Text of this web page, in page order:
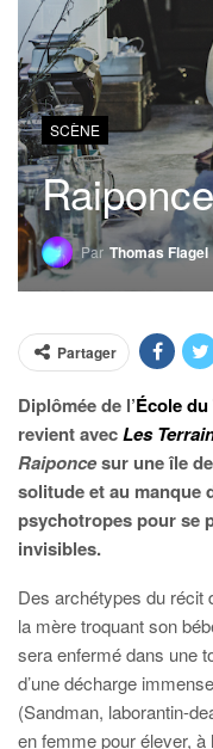
SCÈNE
Par Thomas Flagel
Partager
Diplômée de l’École du
revient avecLes
Raiponcesur une île
solitude et au manque
psychotropes pour se
invisibles.
Des archétypes du récit
la mère troquant son
sera enfermé dans une
d’une décharge
(Sandman, laborantin-
en femme pour élever, à